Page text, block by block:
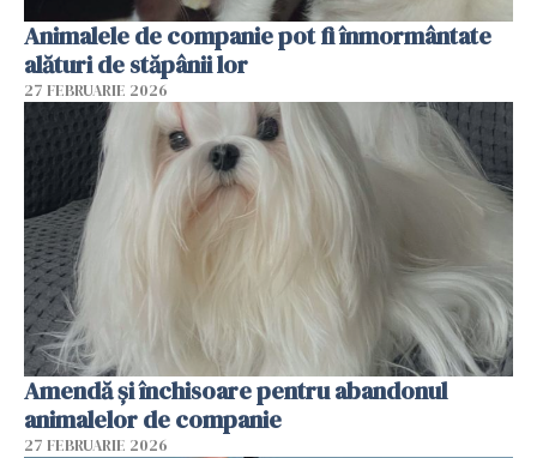
Animalele de companie pot fi înmormântate
alături de stăpânii lor
27 FEBRUARIE 2026
Amendă și închisoare pentru abandonul
animalelor de companie
27 FEBRUARIE 2026